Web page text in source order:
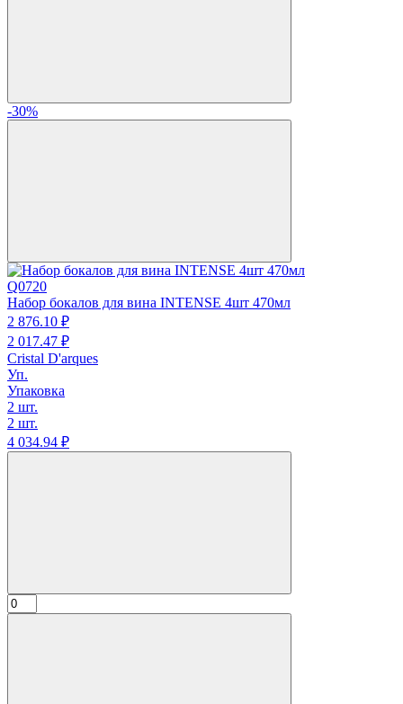
-30%
Q0720
Набор бокалов для вина INTENSE 4шт 470мл
2 876.10 ₽
2 017.47 ₽
Cristal D'arques
Уп.
Упаковка
2 шт.
2 шт.
4 034.94 ₽